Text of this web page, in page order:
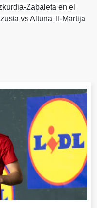
Zabaleta en el
vs Altuna III-Martija